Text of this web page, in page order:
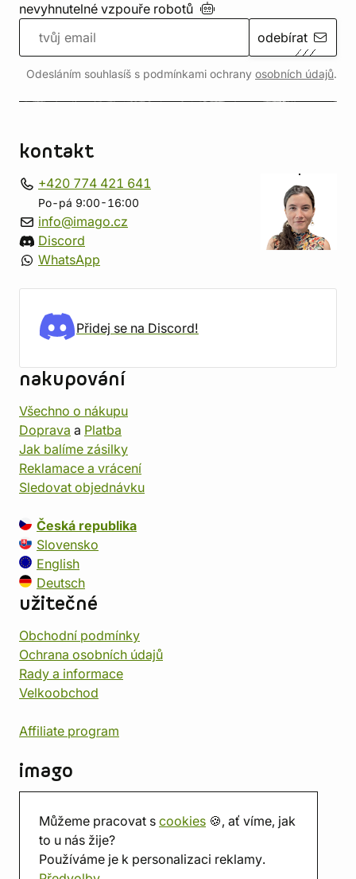
Můžeme pracovat s cookies 🍪, ať víme, jak
to u nás žije?
Používáme je k personalizaci reklamy.
nevyhnutelné vzpouře robotů
odebírat
Odesláním souhlasíš s podmínkami ochrany osobních údajů.
kontakt
+420 774 421 641
Po-pá 9:00-16:00
info@imago.cz
Discord
WhatsApp
Přidej se na Discord!
nakupování
Všechno o nákupu
Doprava a Platba
Jak balíme zásilky
Reklamace a vrácení
Sledovat objednávku
Česká republika
Slovensko
English
Deutsch
užitečné
Obchodní podmínky
Ochrana osobních údajů
Rady a informace
Velkoobchod
Affiliate program
imago
Prodejna
Herna
O nás